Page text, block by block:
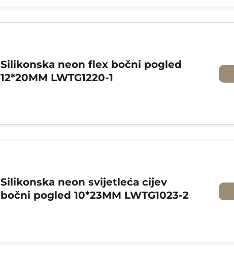
Silikonska neon flex bočni pogled
12*20MM LWTG1220-1
Silikonska neon svijetleća cijev
bočni pogled 10*23MM LWTG1023-2